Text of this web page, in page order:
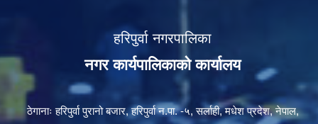
हरिपुर्वा नगरपालिका
नगर कार्यपालिकाको कार्यालय
ठेगानाः हरिपुर्वा पुरानो बजार, हरिपुर्वा न.पा. -५, सर्लाही, मधेश प्रदेश, नेपाल,